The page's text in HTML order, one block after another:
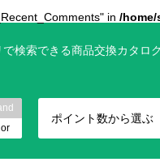
in /
検索できる商品交換カタロ
or
ポイント数から選ぶ